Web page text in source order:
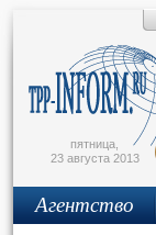
пятница,
23 августа 2013
Агентство